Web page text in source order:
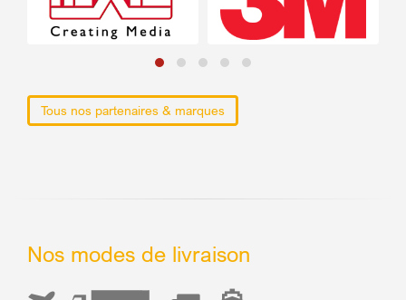
Tous nos partenaires & marques
Nos modes de livraison